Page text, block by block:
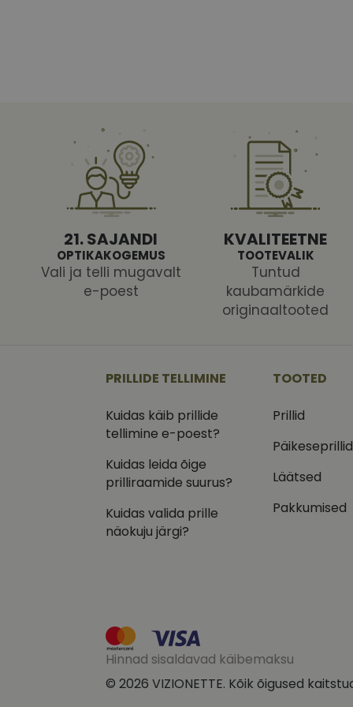
21. SAJANDI
OPTIKAKOGEMUS
Vali ja telli mugavalt
e-poest
KVALITEETNE
TOOTEVALIK
Tuntud
kaubamärkide
originaaltooted
PRILLIDE TELLIMINE
Kuidas käib prillide
tellimine e-poest?
Kuidas leida õige
prilliraamide suurus?
Kuidas valida prille
näokuju järgi?
TOOTED
Prillid
Päikeseprillid
Läätsed
Pakkumised
Hinnad sisaldavad käibemaksu
© 2026 VIZIONETTE. Kõik õigused
shipping_country
CookieScriptConsent
csrftoken
_ga_VQ82NFQ41G
__kla_id
test_cookie
_fbp